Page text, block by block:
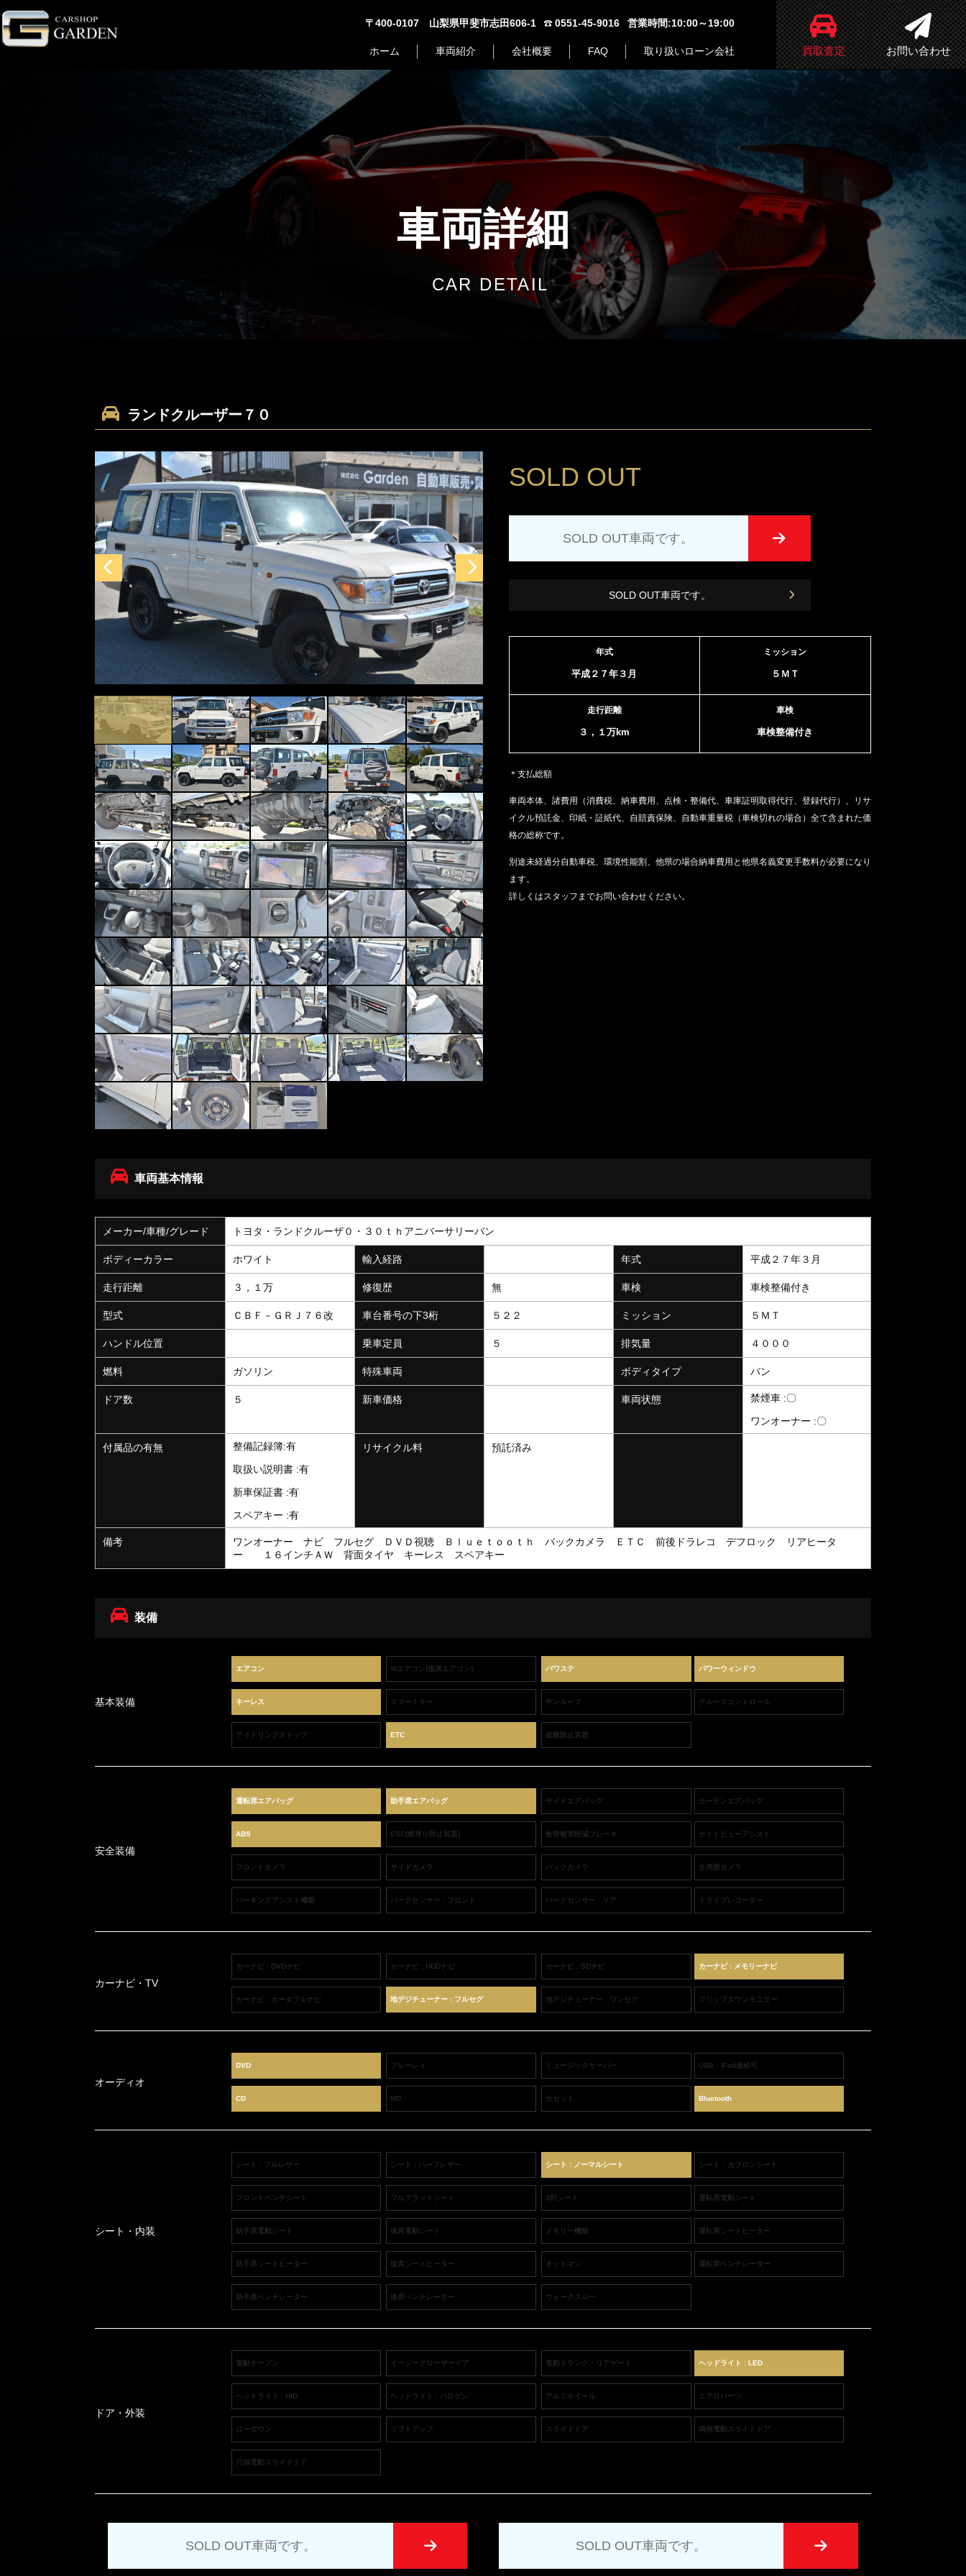
〒400-0107 山梨県甲斐市志田606-1 0551-45-9016 営業時間:10:00～19:00
ホーム 車両紹介 会社概要 FAQ 取り扱いローン会社 買取査定 お問い合わせ
車両詳細
CAR DETAIL
ランドクルーザー７０
SOLD OUT
SOLD OUT車両です。
SOLD OUT車両です。
年式
平成２７年３月
ミッション
５ＭＴ
走行距離
３，１万km
車検
車検整備付き
＊支払総額
車両本体、諸費用（消費税、納車費用、点検・整備代、車庫証明取得代行、登録代行）、リサ
イクル預託金、印紙・証紙代、 自賠責保険、自動車重量税（車検切れの場合） 全て含まれた価
格の総称です。
別途未経過分自動車税、環境性能割、他県の場合納車費用と他県名義変更手数料が必要になり
ます。
詳しくはスタッフまでお問い合わせください。
車両基本情報
メーカー/車種/グレード トヨタ・ランドクルーザ０・３０ｔｈアニバーサリーバン
ボディーカラー ホワイト 輸入経路 年式 平成２７年３月
走行距離 ３，１万 修復歴 無 車検 車検整備付き
型式 ＣＢＦ－ＧＲＪ７６改 車台番号の下3桁 ５２２ ミッション ５ＭＴ
ハンドル位置 乗車定員 ５ 排気量 ４０００
燃料 ガソリン 特殊車両 ボディタイプ バン
ドア数 ５ 新車価格 車両状態
禁煙車 :〇
ワンオーナー :〇
付属品の有無
整備記録簿:有
取扱い説明書 :有
新車保証書 :有
スペアキー :有
リサイクル料 預託済み
備考
ワンオーナー ナビ フルセグ ＤＶＤ視聴 Ｂｌｕｅｔｏｏｔｈ バックカメラ ＥＴＣ 前後ドラレコ デフロック リアヒータ
ー １６インチＡＷ 背面タイヤ キーレス スペアキー
装備
基本装備
エアコン Wエアコン(後席エアコン) パワステ パワーウィンドウ
キーレス スマートキー サンルーフ クルーズコントロール
アイドリングストップ ETC 盗難防止装置
安全装備
運転席エアバッグ 助手席エアバッグ サイドエアバッグ カーテンエアバッグ
ABS ESC(横滑り防止装置) 衝突被害軽減ブレーキ ナイトビューアシスト
フロントカメラ サイドカメラ バックカメラ 全周囲カメラ
パーキングアシスト機能 パークセンサー : フロント パークセンサー : リア ドライブレコーダー
カーナビ・TV
カーナビ : DVDナビ カーナビ : HDDナビ カーナビ : SDナビ カーナビ : メモリーナビ
カーナビ : ポータブルナビ 地デジチューナー : フルセグ 地デジチューナー : ワンセグ フリップダウンモニター
オーディオ
DVD ブルーレイ ミュージックサーバー USB・iPad接続可
CD MD カセット Bluetooth
シート・内装
シート : フルレザー シート : ハーフレザー シート : ノーマルシート シート：カブロンシート
フロントベンチシート フルフラットシート 3列シート 運転席電動シート
助手席電動シート 後席電動シート メモリー機能 運転席シートヒーター
助手席シートヒーター 後席シートヒーター オットマン 運転席ベンチレーター
助手席ベンチレーター 後席ベンチレーター ウォークスルー
ドア・外装
電動オープン イージークローザードア 電動トランク・リアゲート ヘッドライト : LED
ヘッドライト : HID ヘッドライト : ハロゲン アルミホイール エアロパーツ
ローダウン リフトアップ スライドドア 両側電動スライドドア
片側電動スライドドア
SOLD OUT車両です。 SOLD OUT車両です。